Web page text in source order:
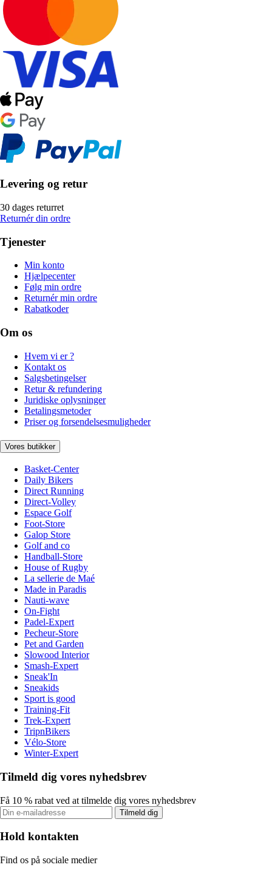
Levering og retur
30 dages returret
Returnér din ordre
Tjenester
Min konto
Hjælpecenter
Følg min ordre
Returnér min ordre
Rabatkoder
Om os
Hvem vi er ?
Kontakt os
Salgsbetingelser
Retur & refundering
Juridiske oplysninger
Betalingsmetoder
Priser og forsendelsesmuligheder
Vores butikker
Basket-Center
Daily Bikers
Direct Running
Direct-Volley
Espace Golf
Foot-Store
Galop Store
Golf and co
Handball-Store
House of Rugby
La sellerie de Maé
Made in Paradis
Nauti-wave
On-Fight
Padel-Expert
Pecheur-Store
Pet and Garden
Slowood Interior
Smash-Expert
Sneak'In
Sneakids
Sport is good
Training-Fit
Trek-Expert
TripnBikers
Vélo-Store
Winter-Expert
Tilmeld dig vores nyhedsbrev
Få 10 % rabat ved at tilmelde dig vores nyhedsbrev
Tilmeld dig
Hold kontakten
Find os på sociale medier